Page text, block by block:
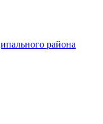
района